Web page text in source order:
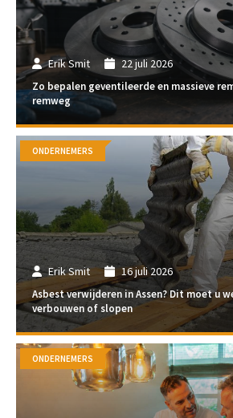
Erik Smit 22 juli 2026
Zo bepalen geventileerde en massieve
remweg
Erik Smit 16 juli 2026
Asbest verwijderen in Assen? Dit moet u
verbouwen of slopen
ONDERNEMERS
ONDERNEMERS